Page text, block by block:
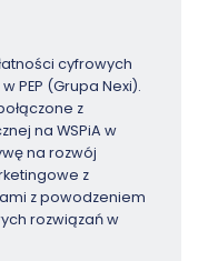
cyfrowych
PEP (Grupa Nexi).
z
na WSPiA w
na rozwój
z
z powodzeniem
rozwiązań w